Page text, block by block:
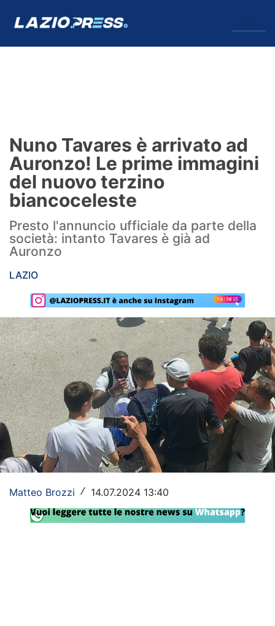
Formello
Infortuni
Primavera
Calciomercato
Rassegna Lazio
Social
Calcio
Serie A
Champions League
Europa League
Altri Sport
Tennis
Nuno Tavares è arrivato ad
Auronzo! Le prime immagini
del nuovo terzino
biancoceleste
Presto l'annuncio ufficiale da parte della
società: intanto Tavares è già ad
Auronzo
LAZIO
Matteo Brozzi / 14.07.2024 13:40